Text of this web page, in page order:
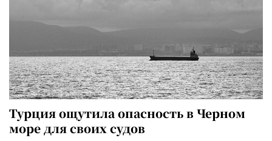
Турция ощутила опасность в Черном
море для своих судов